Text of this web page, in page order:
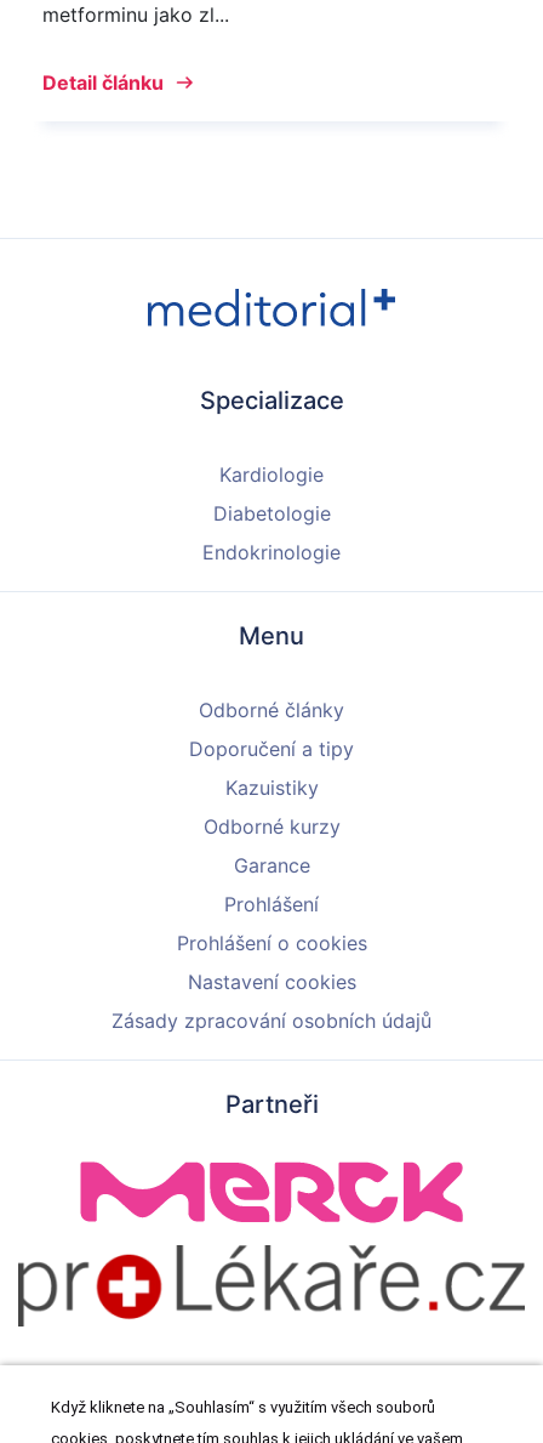
metforminu jako zl...
Detail článku
Specializace
Kardiologie
Diabetologie
Endokrinologie
Menu
Odborné články
Doporučení a tipy
Kazuistiky
Odborné kurzy
Garance
Prohlášení
Prohlášení o cookies
Nastavení cookies
Zásady zpracování osobních údajů
Partneři
Když kliknete na „Souhlasím“ s využitím všech souborů
cookies, poskytnete tím souhlas k jejich ukládání ve vašem